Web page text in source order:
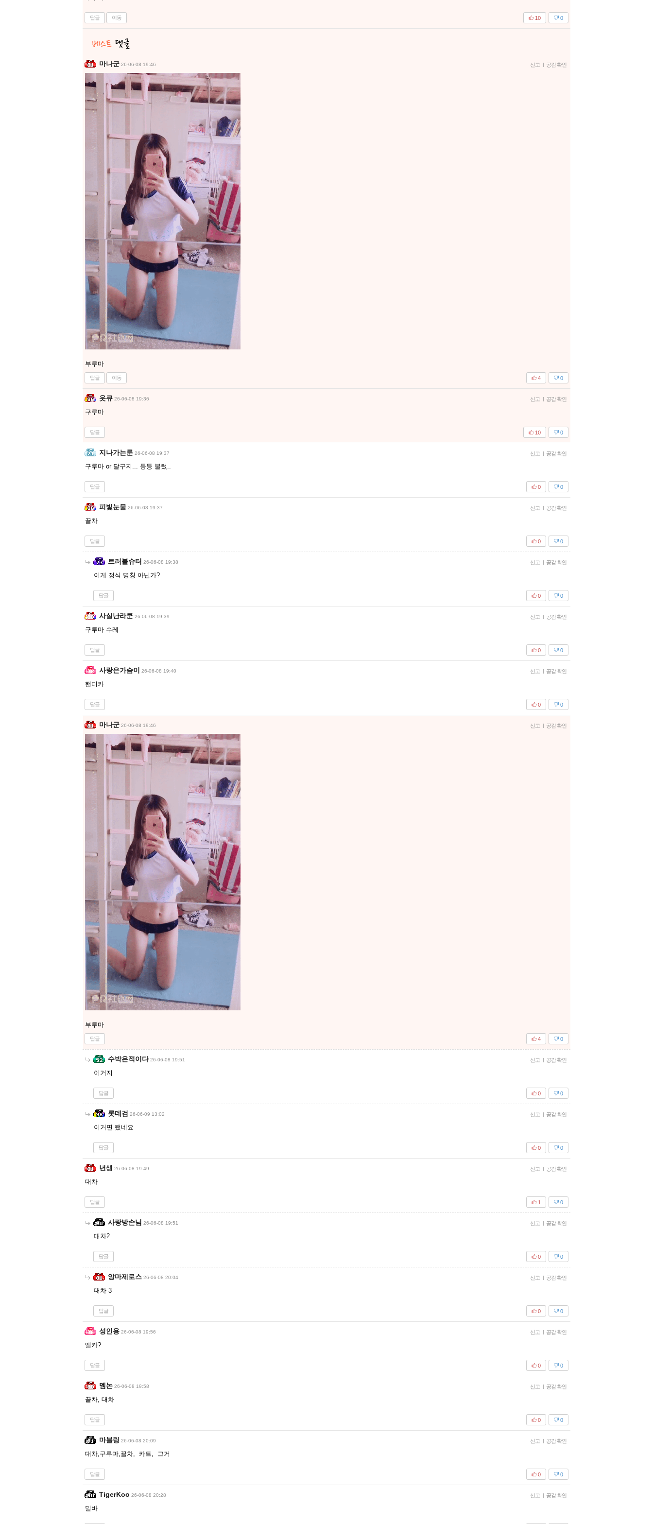
답글 이동 0
10
마나군 26-06-08 19:46 신고 | 공감 확인
부루마
답글 이동 0
4
읏큐 26-06-08 19:36 신고 | 공감 확인
구루마
답글 0
10
지나가는룬 26-06-08 19:37 신고 | 공감 확인
구루마 or 달구지... 등등 불렀..
답글 0
0
피빛눈물 26-06-08 19:37 신고 | 공감 확인
끌차
답글 0
0
트러블슈터 26-06-08 19:38 신고 | 공감 확인
이게 정식 명칭 아닌가?
답글 0
0
사실난라쿤 26-06-08 19:39 신고 | 공감 확인
구루마 수레
답글 0
0
사랑은가슴이 26-06-08 19:40 신고 | 공감 확인
핸디카
답글 0
0
마나군 26-06-08 19:46 신고 | 공감 확인
부루마
답글 0
4
수박은적이다 26-06-08 19:51 신고 | 공감 확인
이거지
답글 0
0
롯데검 26-06-09 13:02 신고 | 공감 확인
이거면 됐네요
답글 0
0
년생 26-06-08 19:49 신고 | 공감 확인
대차
답글 0
1
사랑방손님 26-06-08 19:51 신고 | 공감 확인
대차2
답글 0
0
앙마제로스 26-06-08 20:04 신고 | 공감 확인
대차 3
답글 0
0
성인용 26-06-08 19:56 신고 | 공감 확인
엘카?
답글 0
0
멤논 26-06-08 19:58 신고 | 공감 확인
끌차, 대차
답글 0
0
마블링 26-06-08 20:09 신고 | 공감 확인
대차,구루마,끌차, 카트, 그거
답글 0
0
TigerKoo 26-06-08 20:28 신고 | 공감 확인
밀바